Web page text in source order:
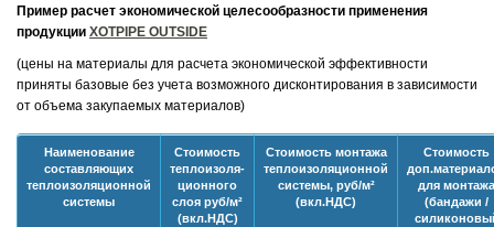
Пример расчет экономической целесообразности применения
продукции XOTPIPE OUTSIDE
(цены на материалы для расчета экономической эффективности
приняты базовые без учета возможного дисконтирования в зависимости
от объема закупаемых материалов)
Наименование
составляющих
теплоизоляционной
системы
Стоимость
теплоизоля-
ционного
слоя руб/м²
(вкл.НДС)
Стоимость монтажа
теплоизоляционной
системы, руб/м²
(вкл.НДС)
Стоимость
для монтажа
(бандажи /